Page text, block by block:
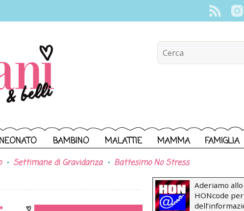
BAMBINO MALATTIE MAMMA FAMIGLIA
Settimane di Gravidanza Battesimo No Stress
Aderiamo
HONcode